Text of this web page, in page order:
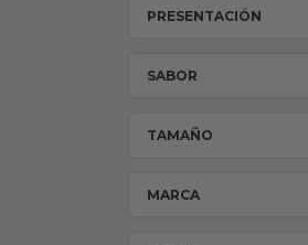
PRESENTACIÓN
SABOR
TAMAÑO
MARCA